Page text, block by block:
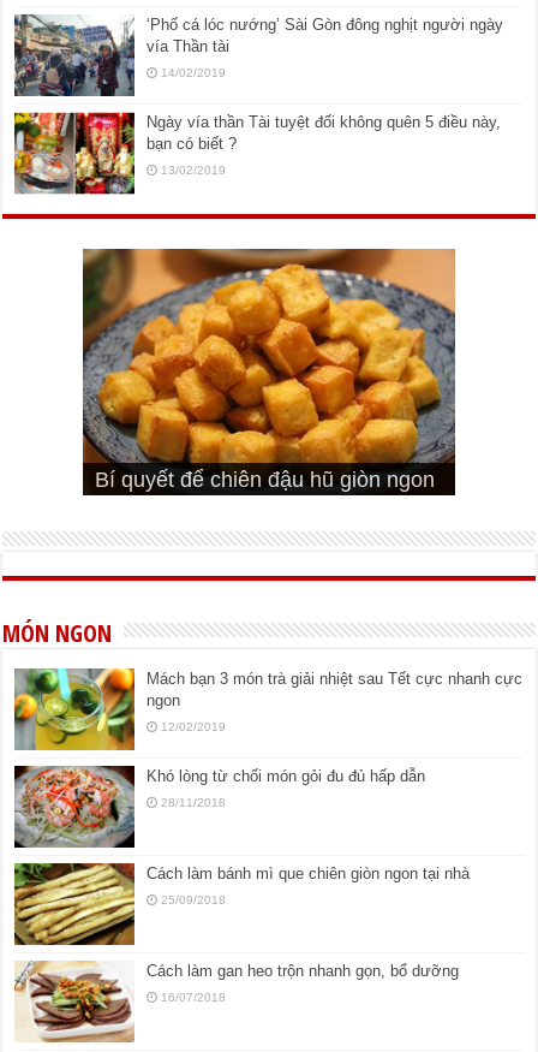
‘Phố cá lóc nướng’ Sài Gòn đông nghịt người ngày
vía Thần tài
14/02/2019
Ngày vía thần Tài tuyệt đối không quên 5 điều này,
bạn có biết ?
13/02/2019
Cách pha nước mắm trộn gỏi ngon
bá cháy
Bí quyết để chiên đậu hũ giòn ngon
Cách ướp sườn non nướng ngon
đúng vị
Cách ướp thịt heo chiên ngon mềm
Bật mí cách ướp sườn cơm tấm
ngon
MÓN NGON
Mách bạn 3 món trà giải nhiệt sau Tết cực nhanh cực
ngon
12/02/2019
Khó lòng từ chối món gỏi đu đủ hấp dẫn
28/11/2018
Cách làm bánh mì que chiên giòn ngon tại nhà
25/09/2018
Cách làm gan heo trộn nhanh gọn, bổ dưỡng
16/07/2018